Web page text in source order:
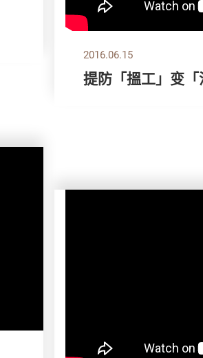
2016.06.15
提防「搵工」变